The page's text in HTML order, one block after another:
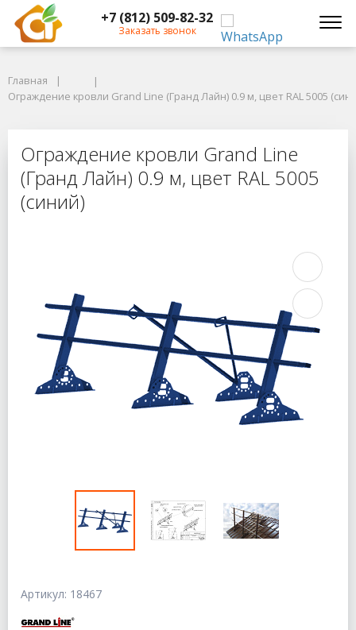
+7 (812) 509-82-32
Заказать звонок
Ограждение кровли Grand Line (Гранд Лайн) 0.9 м, цвет RAL 5005
Ограждение кровли Grand Line
Главная
Ограждение кровли Grand Line (Гранд Лайн) 0.9 м, цвет RAL 5005
Ограждение кровли Grand Line
(Гранд Лайн) 0.9 м, цвет RAL 5005
(синий)
Артикул: 18467